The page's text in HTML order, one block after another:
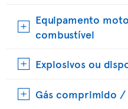
Equipamento
combustível
Explosivos ou
Gás comprimido